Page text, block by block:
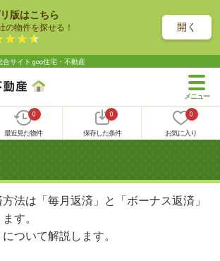
版はこちら
の物件を探せる！ 開く
合サイト goo住宅・不動産
0
最近見た物件
0
保存した条件
0
お気に入り
法は「毎月返済」と「ボーナス返済」
す。
ついて解説します。